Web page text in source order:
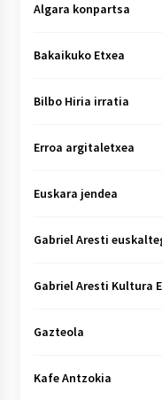
Algara konpartsa
Bakaikuko Etxea
Bilbo Hiria irratia
Erroa argitaletxea
Euskara jendea
Gabriel Aresti
Gabriel Aresti Kultura
Gazteola
Kafe Antzokia